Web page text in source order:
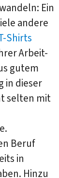
Ein
andere
Shirts
Arbeit-
gutem
in dieser
selten mit
Beruf
in
Hinzu